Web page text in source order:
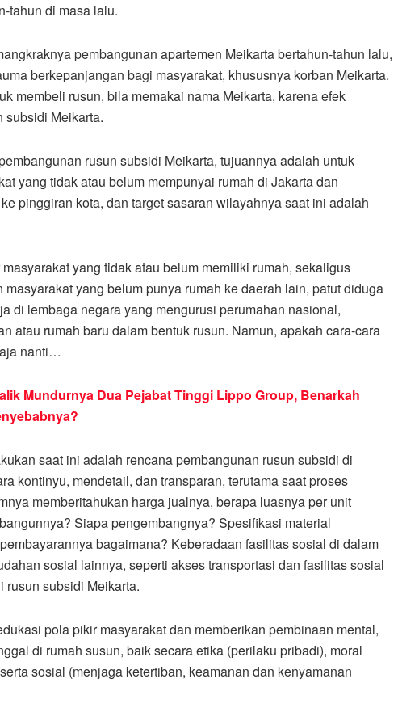
tahun di masa lalu.
pembangunan apartemen Meikarta bertahun-tahun lalu,
berkepanjangan bagi masyarakat, khususnya korban Meikarta.
membeli rusun, bila memakai nama Meikarta, karena efek
subsidi Meikarta.
rusun subsidi Meikarta, tujuannya adalah untuk
yang tidak atau belum mempunyai rumah di Jakarta dan
pinggiran kota, dan target sasaran wilayahnya saat ini adalah
yang tidak atau belum memiliki rumah, sekaligus
yang belum punya rumah ke daerah lain, patut diduga
di lembaga negara yang mengurusi perumahan nasional,
atau rumah baru dalam bentuk rusun. Namun, apakah cara-cara
nanti…
Mundurnya Dua Pejabat Tinggi Lippo Group, Benarkah
saat ini adalah rencana pembangunan rusun subsidi di
kontinyu, mendetail, dan transparan, terutama saat proses
memberitahukan harga jualnya, berapa luasnya per unit
Siapa pengembangnya? Spesifikasi material
bagaimana? Keberadaan fasilitas sosial di dalam
sosial lainnya, seperti akses transportasi dan fasilitas sosial
subsidi Meikarta.
pola pikir masyarakat dan memberikan pembinaan mental,
di rumah susun, baik secara etika (perilaku pribadi), moral
sosial (menjaga ketertiban, keamanan dan kenyamanan